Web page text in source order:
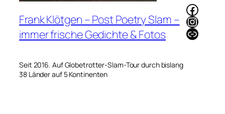
Frank Klötgen – Post Poetry Slam –
immer frische Gedichte & Fotos
Seit 2016. Auf Globetrotter-Slam-Tour durch bislang
38 Länder auf 5 Kontinenten
Link